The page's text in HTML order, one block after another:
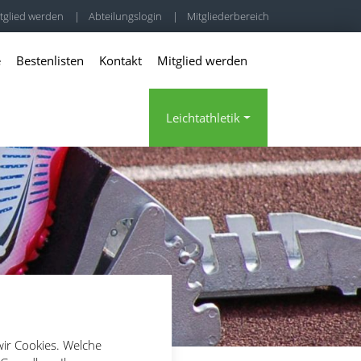
Cookies. Welche
werden | Abteilungslogin | Mitgliederbereich
Bestenlisten Kontakt Mitglied werden
Leichtathletik